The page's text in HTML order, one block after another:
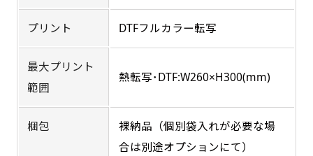
プリント DTFフルカラー転写
最大プリント
範囲
熱転写･DTF:W260×H300(mm)
梱包
裸納品（個別袋入れが必要な場
合は別途オプションにて）
布A1ポスター(60x84)
のぼりだけでなく、ポスターも作れます。
のぼり旗と同じデザインで飾れば宣伝効果UP!
布A1ポスター(84x60)
のぼりだけでなく、ポスターも作れます。
のぼり旗と同じデザインで飾れば宣伝効果UP!